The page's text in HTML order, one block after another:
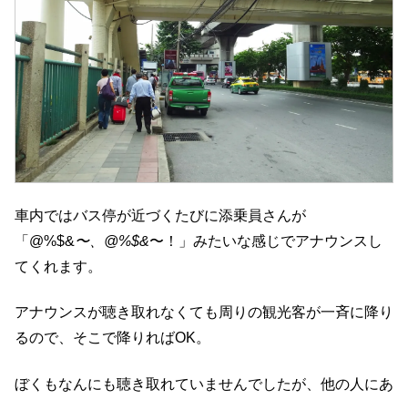
車内ではバス停が近づくたびに添乗員さんが
「@%$&〜、@%$&〜！」みたいな感じでアナウンスし
てくれます。
アナウンスが聴き取れなくても周りの観光客が一斉に降り
るので、そこで降りればOK。
ぼくもなんにも聴き取れていませんでしたが、他の人にあ